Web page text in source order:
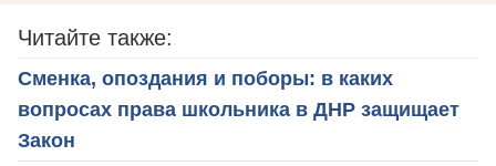
Читайте также:
Сменка, опоздания и поборы: в каких
вопросах права школьника в ДНР защищает
Закон